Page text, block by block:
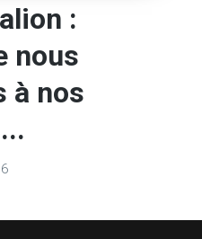
:
nous
à nos